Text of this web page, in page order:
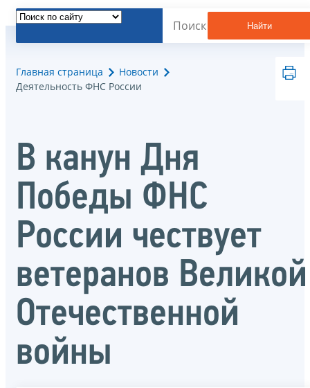
Найти
Главная страница
Новости
Деятельность ФНС России
В канун Дня
Победы ФНС
России чествует
ветеранов Великой
Отечественной
войны